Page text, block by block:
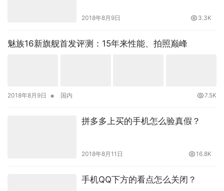
2018年8月9日 3.3K
魅族16新旗舰首发评测：15年来性能、拍照巅峰
2018年8月9日 • 国内 7.5K
拼多多上买的手机怎么验真假？
2018年8月11日 16.8K
手机QQ下方的看点怎么关闭？